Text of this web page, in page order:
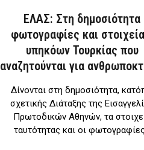
ΕΛΑΣ: Στη δημοσιότητα
φωτογραφίες και
υπηκόων Τουρκίας που
αναζητούνται για
Δίνονται στη δημοσιότητα,
σχετικής Διάταξης της
Πρωτοδικών Αθηνών, τα
ταυτότητας και οι